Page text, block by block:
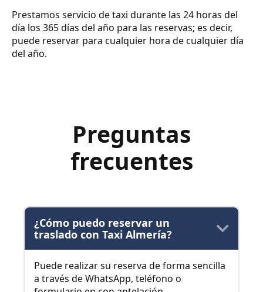
Prestamos servicio de taxi durante las 24 horas del
día los 365 días del año para las reservas; es decir,
puede reservar para cualquier hora de cualquier día
del año.
Preguntas
frecuentes
¿Cómo puedo reservar un
traslado con Taxi Almería?
Puede realizar su reserva de forma sencilla
a través de WhatsApp, teléfono o